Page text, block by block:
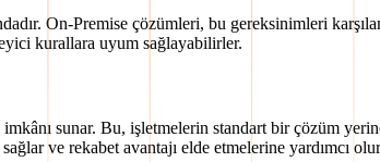
On-Premise çözümleri, bu gereksinimleri
kurallara uyum sağlayabilirler.
sunar. Bu, işletmelerin standart bir çözüm
ve rekabet avantajı elde etmelerine yardımcı